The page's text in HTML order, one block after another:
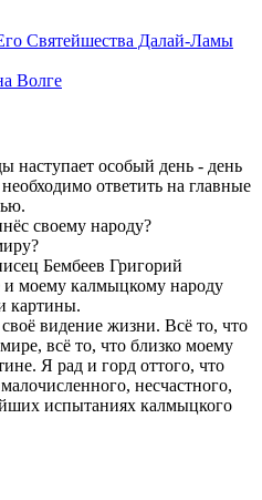
Святейшества Далай-Ламы
Волге
наступает особый день - день
ответить на главные
своему народу?
Бембеев Григорий
моему калмыцкому народу
картины.
видение жизни. Всё то, что
всё то, что близко моему
Я рад и горд оттого, что
несчастного,
испытаниях калмыцкого